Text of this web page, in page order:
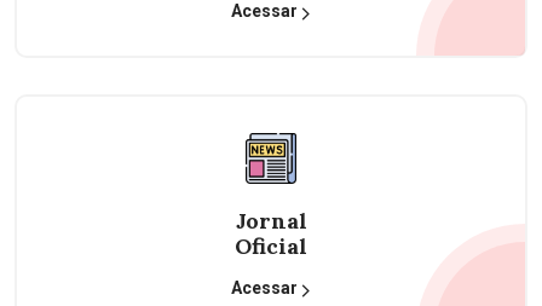
Acessar
Jornal
Oficial
Acessar